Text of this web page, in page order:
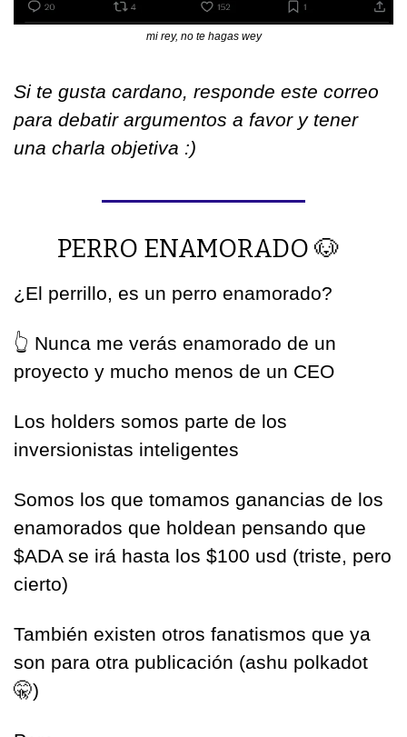
mi rey, no te hagas wey
Si te gusta cardano, responde este correo
para debatir argumentos a favor y tener
una charla objetiva :)
PERRO ENAMORADO 🐶
¿El perrillo, es un perro enamorado?
👆 Nunca me verás enamorado de un
proyecto y mucho menos de un CEO
Los holders somos parte de los
inversionistas inteligentes
Somos los que tomamos ganancias de los
enamorados que holdean pensando que
$ADA se irá hasta los $100 usd (triste, pero
cierto)
También existen otros fanatismos que ya
🤫)